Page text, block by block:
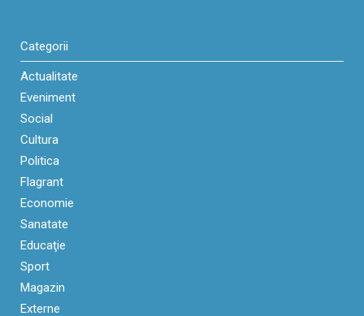
Categorii
Actualitate
Eveniment
Social
Cultura
Politica
Flagrant
Economie
Sanatate
Educaţie
Sport
Magazin
Externe